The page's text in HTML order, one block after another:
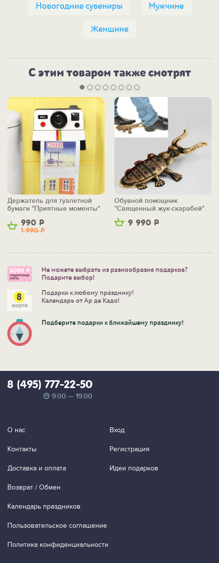
Новогодние сувениры Мужчине
Женщине
С этим товаром также смотрят
990 Р
1 990Р
Держатель для туалетной
бумаги "Приятные моменты"
9 990 Р
Обувной помощник
"Священный жук-скарабей"
Не можете выбрать из разнообразия подарков?
Подарите выбор!
Подарки к любому празднику!
Календарь от Ар де Кадо!
Подберите подарки к ближайшему празднику!
8 (495) 777-22-50
9:00 — 19:00
О нас
Контакты
Доставка и оплата
Возврат / Обмен
Календарь праздников
Пользовательское соглашение
Политика конфиденциальности
Вход
Регистрация
Идеи подарков